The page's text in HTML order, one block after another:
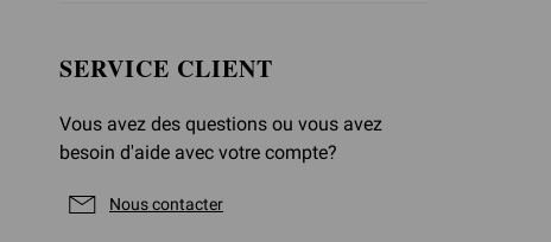
SERVICE CLIENT
Vous avez des questions ou vous avez
besoin d'aide avec votre compte?
Nous contacter